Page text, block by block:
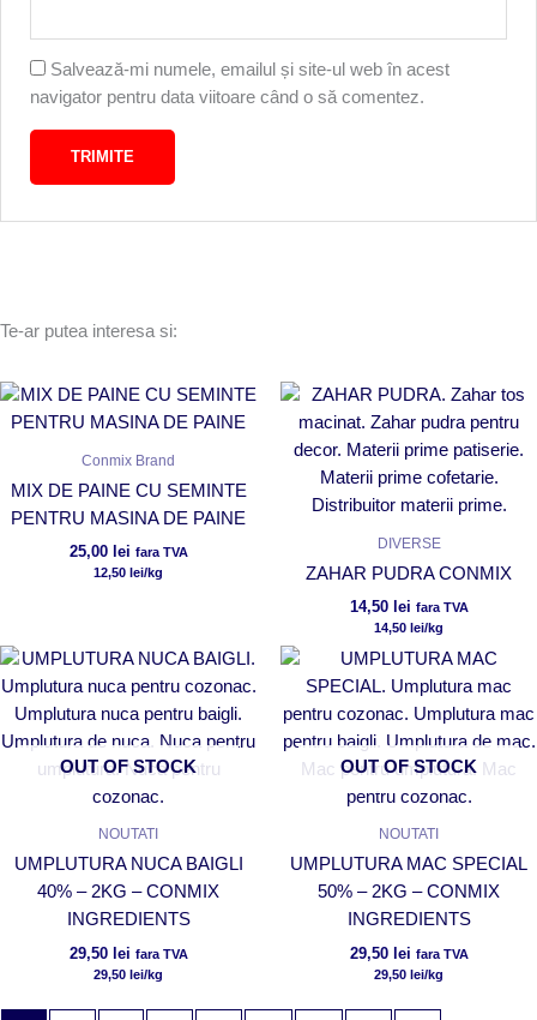
Salvează-mi numele, emailul și site-ul web în acest
navigator pentru data viitoare când o să comentez.
Te-ar putea interesa si:
Conmix Brand
MIX DE PAINE CU SEMINTE
PENTRU MASINA DE PAINE
25,00 lei fara TVA
12,50 lei/kg
DIVERSE
ZAHAR PUDRA CONMIX
14,50 lei fara TVA
14,50 lei/kg
OUT OF STOCK
NOUTATI
UMPLUTURA NUCA BAIGLI
40% – 2KG – CONMIX
INGREDIENTS
29,50 lei fara TVA
29,50 lei/kg
OUT OF STOCK
NOUTATI
UMPLUTURA MAC SPECIAL
50% – 2KG – CONMIX
INGREDIENTS
29,50 lei fara TVA
29,50 lei/kg